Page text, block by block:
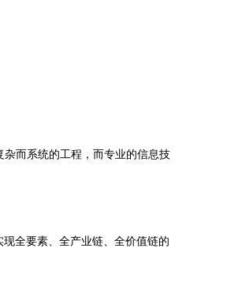
而系统的工程，而专业的信息技
全要素、全产业链、全价值链的